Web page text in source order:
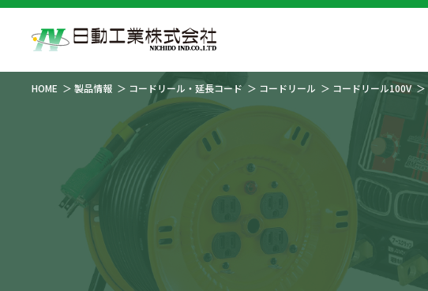
HOME 製品情報 コードリール・延長コード コードリール コードリール100V